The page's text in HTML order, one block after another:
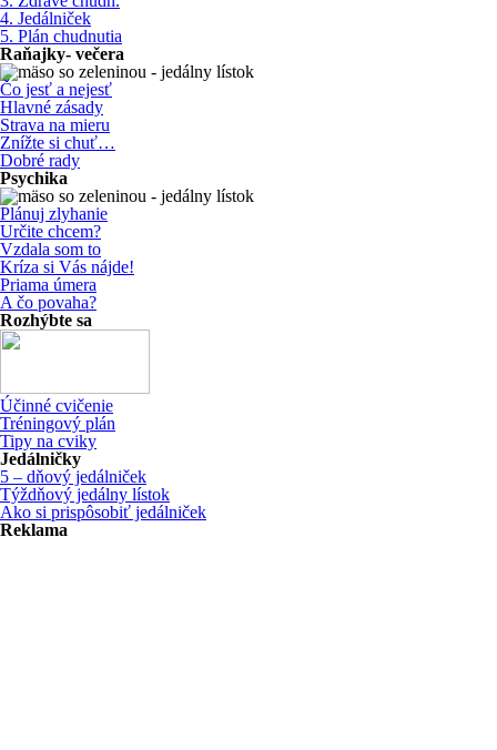
4. Jedálniček
5. Plán chudnutia
Raňajky- večera
Čo jesť a nejesť
Hlavné zásady
Strava na mieru
Znížte si chuť…
Dobré rady
Psychika
Plánuj zlyhanie
Určite chcem?
Vzdala som to
Kríza si Vás nájde!
Priama úmera
A čo povaha?
Rozhýbte sa
Účinné cvičenie
Tréningový plán
Tipy na cviky
Jedálničky
5 – dňový jedálniček
Týždňový jedálny lístok
Ako si prispôsobiť jedálniček
Reklama